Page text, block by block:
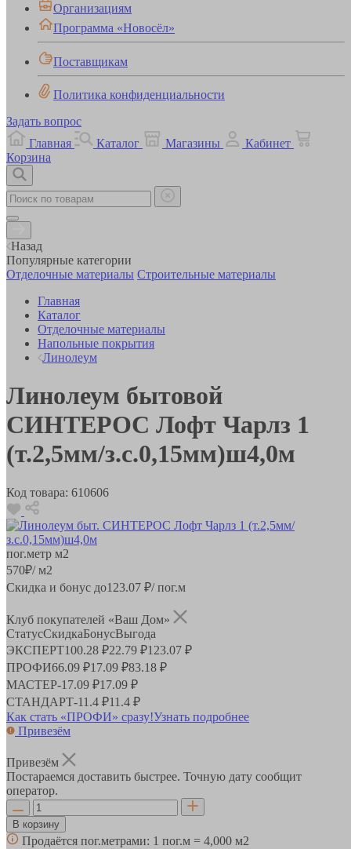
Организациям
Программа «Новосёл»
Поставщикам
Политика конфиденциальности
Задать вопрос
Главная
Каталог Магазины
Кабинет
Корзина
Назад
Популярные категории
Отделочные материалы Строительные материалы
Главная
Каталог
Отделочные материалы
Напольные покрытия
Линолеум
Линолеум бытовой
СИНТЕРОС Лофт Чарлз 1
(т.2,5мм/з.с.0,15мм)ш4,0м
Код товара: 610606
пог.метр м2
570₽/ м2
Скидка и бонус до123.07 ₽/ пог.м
Клуб покупателей «Ваш Дом»
СтатусСкидкаБонусВыгода
ЭКСПЕРТ100.28 ₽22.79 ₽123.07 ₽
ПРОФИ66.09 ₽17.09 ₽83.18 ₽
МАСТЕР-17.09 ₽17.09 ₽
СТАНДАРТ-11.4 ₽11.4 ₽
Как стать «ПРОФИ» сразу!Узнать подробнее
Привезём
Привезём
Постараемся доставить быстрее. Точную дату сообщит
оператор.
В корзину
Продаётся пог.метрами: 1 пог.м = 4,000 м2